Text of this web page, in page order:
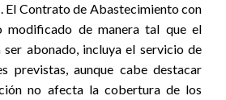
El Contrato de Abastecimiento con
modificado de manera tal que el
abonado, incluya el servicio de
previstas, aunque cabe destacar
no afecta la cobertura de los